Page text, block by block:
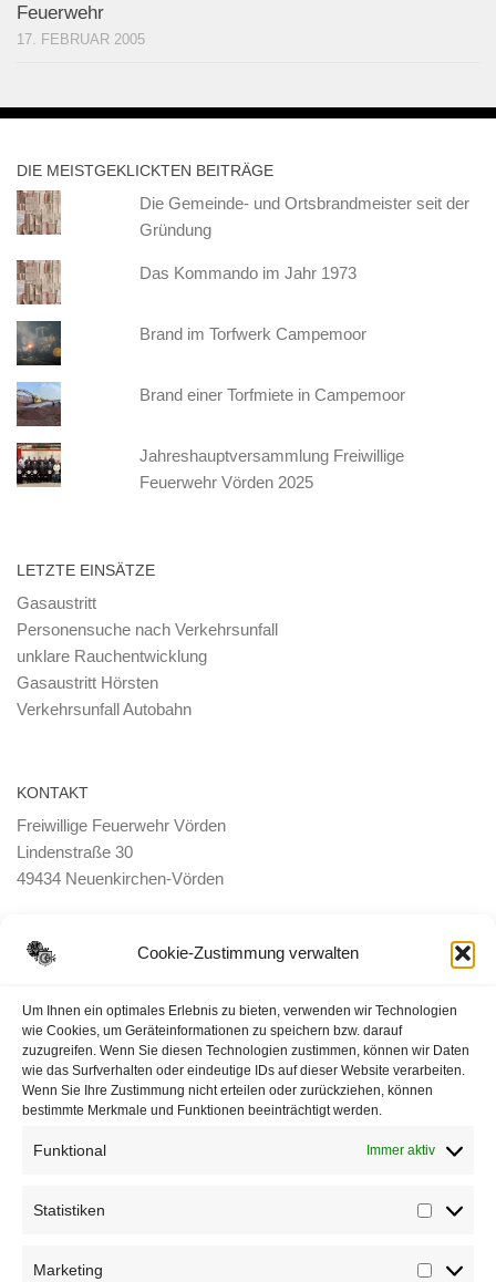
Cookie-Zustimmung verwalten
Um Ihnen ein optimales Erlebnis zu bieten, verwenden wir Technologien
wie Cookies, um Geräteinformationen zu speichern bzw. darauf
zuzugreifen. Wenn Sie diesen Technologien zustimmen, können wir Daten
wie das Surfverhalten oder eindeutige IDs auf dieser Website verarbeiten.
Wenn Sie Ihre Zustimmung nicht erteilen oder zurückziehen, können
bestimmte Merkmale und Funktionen beeinträchtigt werden.
Funktional Immer aktiv
Statistiken
Marketing
Feuerwehr
17. FEBRUAR 2005
DIE MEISTGEKLICKTEN BEITRÄGE
Die Gemeinde- und Ortsbrandmeister seit der
Gründung
Das Kommando im Jahr 1973
Brand im Torfwerk Campemoor
Brand einer Torfmiete in Campemoor
Jahreshauptversammlung Freiwillige
Feuerwehr Vörden 2025
LETZTE EINSÄTZE
Gasaustritt
Personensuche nach Verkehrsunfall
unklare Rauchentwicklung
Gasaustritt Hörsten
Verkehrsunfall Autobahn
KONTAKT
Freiwillige Feuerwehr Vörden
Lindenstraße 30
49434 Neuenkirchen-Vörden
Datenschutzerklärung
Impressum
Cookie-Richtlinie (EU)